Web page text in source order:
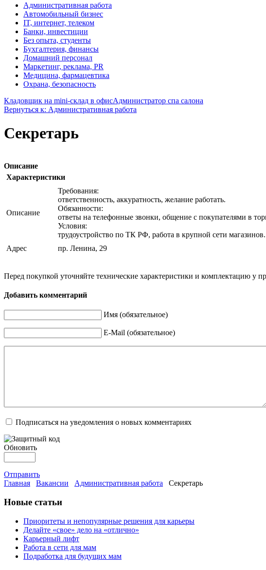
Административная работа
Автомобильный бизнес
IT, интернет, телеком
Банки, инвестиции
Без опыта, студенты
Бухгалтерия, финансы
Домашний персонал
Маркетинг, реклама, PR
Медицина, фармацевтика
Охрана, безопасность
Кладовщик на mini-склад в офисАдминистратор спа салона
Вернуться к: Административная работа
Секретарь
Описание
Характеристики
Описание
Требования:
ответственность, аккуратность, желание работать.
Обязанности:
ответы на телефонные звонки, общение с покупателями в
Условия:
трудоустройство по ТК РФ, работа в крупной сети магазинов.
Адрес
пр. Ленина, 29
Перед покупкой уточняйте технические характеристики и комплектацию у
Добавить комментарий
Имя (обязательное)
E-Mail (обязательное)
Подписаться на уведомления о новых комментариях
Обновить
Отправить
Главная
Вакансии Административная работа Секретарь
Новые статьи
Приоритеты и непопулярные решения для карьеры
Делайте «свое» дело на «отлично»
Карьерный лифт
Работа в сети для мам
Подработка для будущих мам